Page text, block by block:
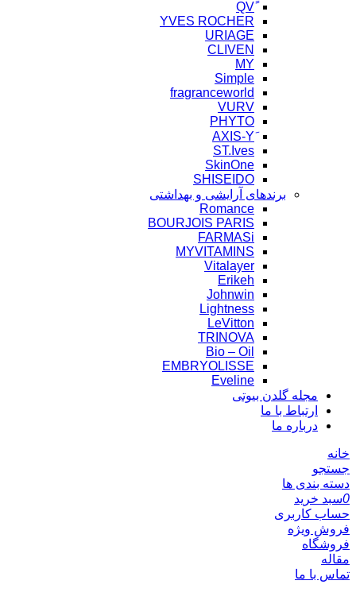
YVES ROCHER
URIAGE
CLIVEN
MY
Simple
fragranceworld
VURV
PHYTO
ST.Ives
SkinOne
SHISEIDO
برندهای آرایشی و بهداشتی
Romance
BOURJOIS PARIS
FARMASi
MYVITAMINS
Vitalayer
Erikeh
Johnwin
Lightness
LeVitton
TRINOVA
Bio – Oil
EMBRYOLISSE
Eveline
مجله گلدن بیوتی
ارتباط با ما
درباره ما
خانه
جستجو
دسته بندی ها
0سبد خرید
حساب کاربری
فروش ویژه
فروشگاه
مقاله
تماس با ما